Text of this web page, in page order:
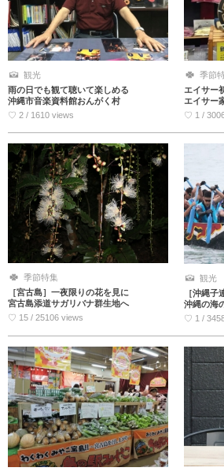
観光
雨の日でも観て聴いて楽しめる
沖縄市音楽資料館おんがく村
♡ 2 / 1610 views
季節
エイサー
エイサー
♡ 1 /
季節特集
［宮古島］一夜限りの花を見に
宮古島添道サガリバナ群生地へ
♡ 15 / 25106 views
観光
［沖縄子
沖縄の海
♡ 1 /